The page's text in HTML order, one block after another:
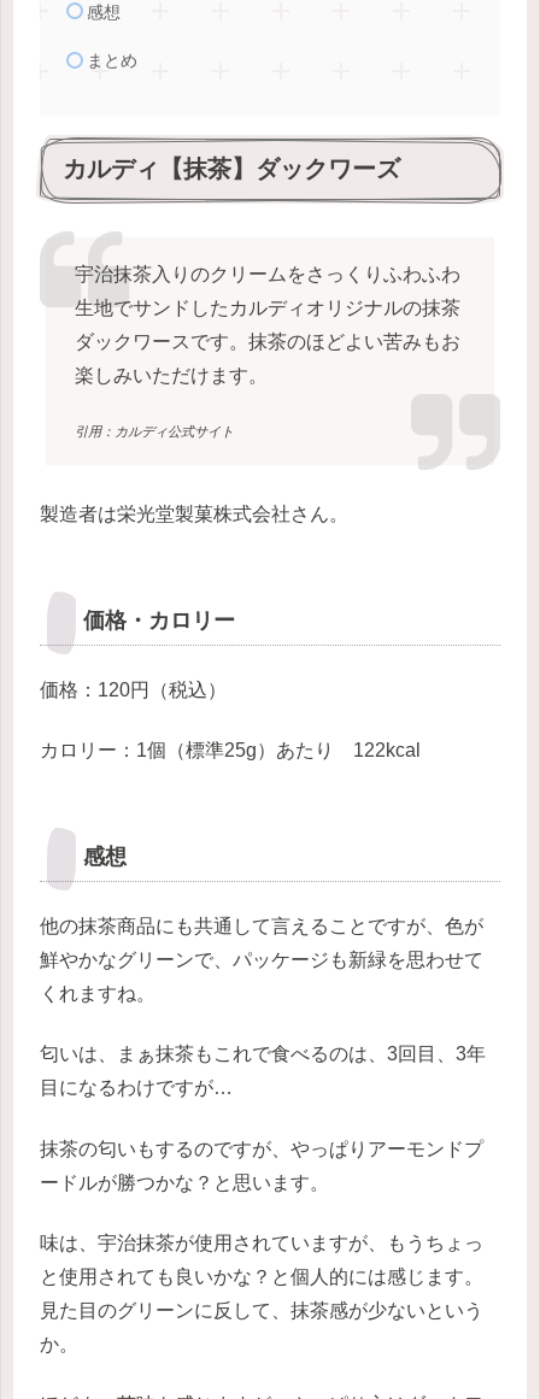
感想
まとめ
カルディ【抹茶】ダックワーズ
宇治抹茶入りのクリームをさっくりふわふわ
生地でサンドしたカルディオリジナルの抹茶
ダックワースです。抹茶のほどよい苦みもお
楽しみいただけます。
引用：カルディ公式サイト
製造者は栄光堂製菓株式会社さん。
価格・カロリー
価格：120円（税込）
カロリー：1個（標準25g）あたり 122kcal
感想
他の抹茶商品にも共通して言えることですが、色が
鮮やかなグリーンで、パッケージも新緑を思わせて
くれますね。
匂いは、まぁ抹茶もこれで食べるのは、3回目、3年
目になるわけですが…
抹茶の匂いもするのですが、やっぱりアーモンドプ
ードルが勝つかな？と思います。
味は、宇治抹茶が使用されていますが、もうちょっ
と使用されても良いかな？と個人的には感じます。
見た目のグリーンに反して、抹茶感が少ないという
か。